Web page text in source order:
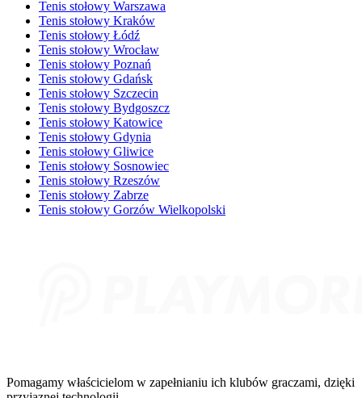
Tenis stołowy Warszawa
Tenis stołowy Kraków
Tenis stołowy Łódź
Tenis stołowy Wrocław
Tenis stołowy Poznań
Tenis stołowy Gdańsk
Tenis stołowy Szczecin
Tenis stołowy Bydgoszcz
Tenis stołowy Katowice
Tenis stołowy Gdynia
Tenis stołowy Gliwice
Tenis stołowy Sosnowiec
Tenis stołowy Rzeszów
Tenis stołowy Zabrze
Tenis stołowy Gorzów Wielkopolski
Pomagamy właścicielom w zapełnianiu ich klubów graczami, dzięki